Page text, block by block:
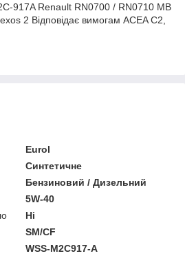
917A Renault RN0700 / RN0710 MB
2 Відповідає вимогам ACEA C2,
Eurol
Синтетичне
Бензиновий / Дизельний
5W-40
Ні
SM/CF
WSS-M2C917-A